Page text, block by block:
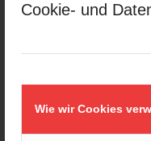
Cookie- und
Wie wir Cookies
TÜV